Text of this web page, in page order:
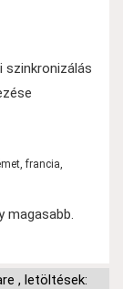
szinkronizálás
francia,
magasabb.
, letöltések: